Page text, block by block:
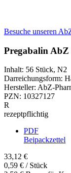
Besuche unseren
Pregabalin AbZ
Inhalt: 56 Stück, N2
Darreichungsform:
Hersteller: AbZ-
PZN: 10327127
R
rezeptpflichtig
PDF
Beipackzettel
33,12 €
0,59 € / Stück